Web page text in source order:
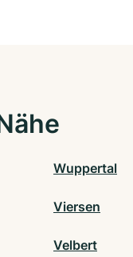
Wuppertal
Viersen
Velbert